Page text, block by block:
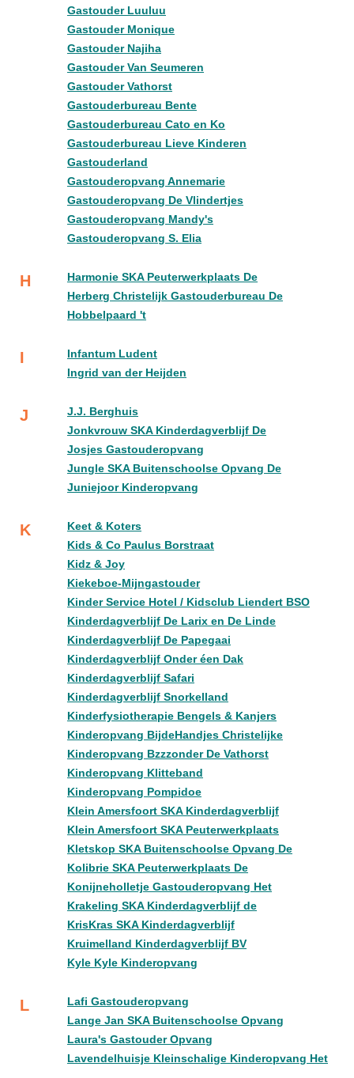
Gastouder Luuluu
Gastouder Monique
Gastouder Najiha
Gastouder Van Seumeren
Gastouder Vathorst
Gastouderbureau Bente
Gastouderbureau Cato en Ko
Gastouderbureau Lieve Kinderen
Gastouderland
Gastouderopvang Annemarie
Gastouderopvang De Vlindertjes
Gastouderopvang Mandy's
Gastouderopvang S. Elia
H
Harmonie SKA Peuterwerkplaats De
Herberg Christelijk Gastouderbureau De
Hobbelpaard 't
I
Infantum Ludent
Ingrid van der Heijden
J
J.J. Berghuis
Jonkvrouw SKA Kinderdagverblijf De
Josjes Gastouderopvang
Jungle SKA Buitenschoolse Opvang De
Juniejoor Kinderopvang
K
Keet & Koters
Kids & Co Paulus Borstraat
Kidz & Joy
Kiekeboe-Mijngastouder
Kinder Service Hotel / Kidsclub Liendert BSO
Kinderdagverblijf De Larix en De Linde
Kinderdagverblijf De Papegaai
Kinderdagverblijf Onder éen Dak
Kinderdagverblijf Safari
Kinderdagverblijf Snorkelland
Kinderfysiotherapie Bengels & Kanjers
Kinderopvang BijdeHandjes Christelijke
Kinderopvang Bzzzonder De Vathorst
Kinderopvang Klitteband
Kinderopvang Pompidoe
Klein Amersfoort SKA Kinderdagverblijf
Klein Amersfoort SKA Peuterwerkplaats
Kletskop SKA Buitenschoolse Opvang De
Kolibrie SKA Peuterwerkplaats De
Konijneholletje Gastouderopvang Het
Krakeling SKA Kinderdagverblijf de
KrisKras SKA Kinderdagverblijf
Kruimelland Kinderdagverblijf BV
Kyle Kyle Kinderopvang
L
Lafi Gastouderopvang
Lange Jan SKA Buitenschoolse Opvang
Laura's Gastouder Opvang
Lavendelhuisje Kleinschalige Kinderopvang Het